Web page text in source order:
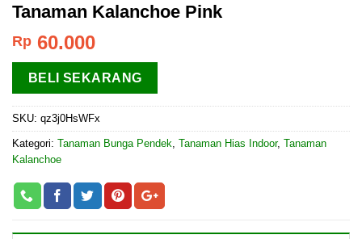
Tanaman Kalanchoe Pink
Rp 60.000
BELI SEKARANG
SKU: qz3j0HsWFx
Kategori: Tanaman Bunga Pendek, Tanaman Hias Indoor, Tanaman
Kalanchoe